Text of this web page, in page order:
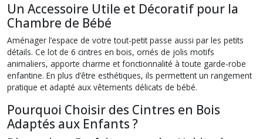
Un Accessoire Utile et Décoratif pour la
Chambre de Bébé
Aménager l’espace de votre tout-petit passe aussi par les petits
détails. Ce lot de 6 cintres en bois, ornés de jolis motifs
animaliers, apporte charme et fonctionnalité à toute garde-robe
enfantine. En plus d’être esthétiques, ils permettent un rangement
pratique et adapté aux vêtements délicats de bébé.
Pourquoi Choisir des Cintres en Bois
Adaptés aux Enfants ?